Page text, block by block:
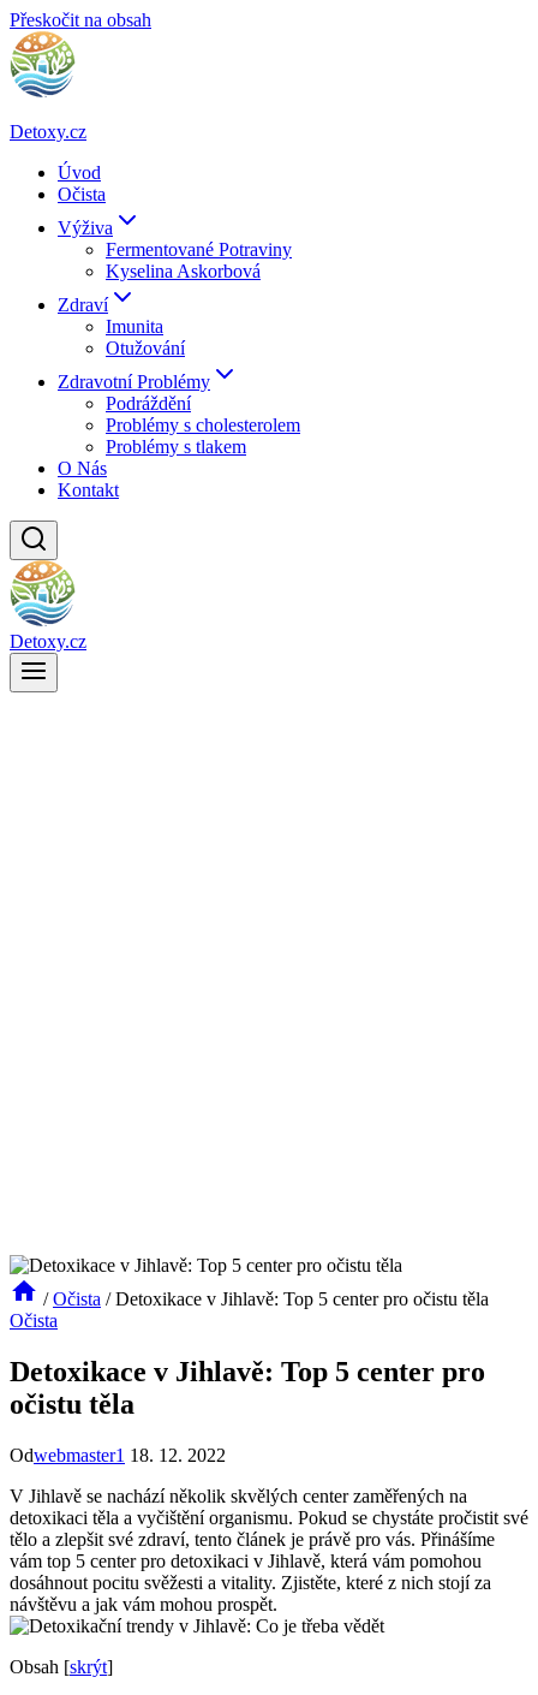
Přeskočit na obsah
Detoxy.cz
Úvod
Očista
Výživa
Fermentované Potraviny
Kyselina Askorbová
Zdraví
Imunita
Otužování
Zdravotní Problémy
Podráždění
Problémy s cholesterolem
Problémy s tlakem
O Nás
Kontakt
Detoxy.cz
/ Očista / Detoxikace v Jihlavě: Top 5 center pro očistu těla
Očista
Detoxikace v Jihlavě: Top 5 center pro
očistu těla
Odwebmaster1 18. 12. 2022
V Jihlavě se nachází několik skvělých center zaměřených na
detoxikaci těla a vyčištění organismu. Pokud se chystáte pročistit své
tělo a zlepšit své zdraví, tento článek je právě pro vás. Přinášíme
vám top 5 center pro detoxikaci v Jihlavě, která vám pomohou
dosáhnout pocitu svěžesti a vitality. Zjistěte, které z nich stojí za
návštěvu a jak vám mohou prospět.
Obsah [skrýt]